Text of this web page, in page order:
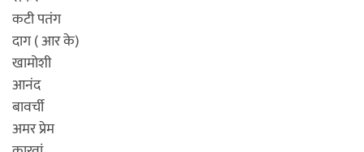
कटी पतंग
दाग ( आर के)
खामोशी
आनंद
बावर्ची
अमर प्रेम